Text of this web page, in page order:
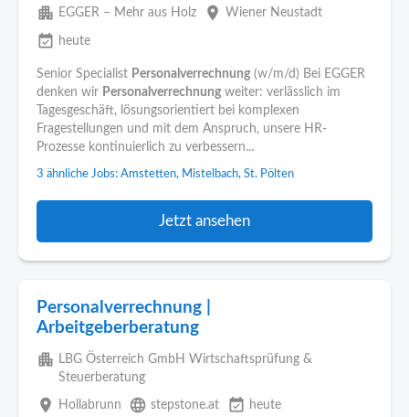
apartment EGGER – Mehr aus Holz place Wiener Neustadt
event_available heute
Senior Specialist Personalverrechnung (w/m/d) Bei EGGER
denken wir Personalverrechnung weiter: verlässlich im
Tagesgeschäft, lösungsorientiert bei komplexen
Fragestellungen und mit dem Anspruch, unsere HR-
Prozesse kontinuierlich zu verbessern...
3 ähnliche Jobs: Amstetten, Mistelbach, St. Pölten
Jetzt ansehen
Personalverrechnung |
Arbeitgeberberatung
apartment LBG Österreich GmbH Wirtschaftsprüfung &
Steuerberatung
place Hollabrunn language stepstone.at event_available heute